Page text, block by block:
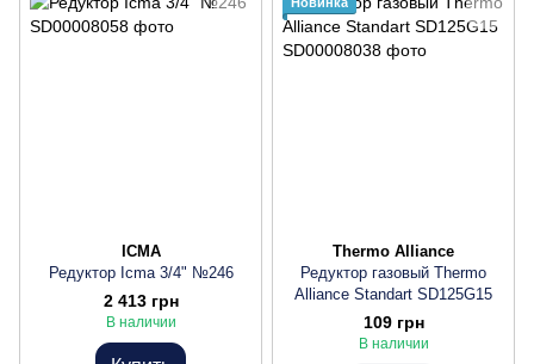
ICMA
Редуктор Icma 3/4" №246
2 413 грн
В наличии
Thermo Alliance
Редуктор газовый Thermo
Alliance Standart SD125G15
109 грн
В наличии